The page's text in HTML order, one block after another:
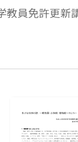
教員免許更